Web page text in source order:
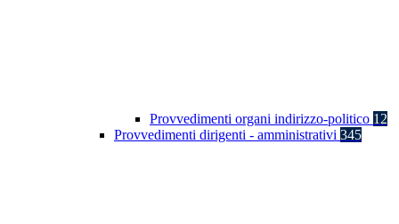
Provvedimenti organi indirizzo-politico 12
Provvedimenti dirigenti - amministrativi 345